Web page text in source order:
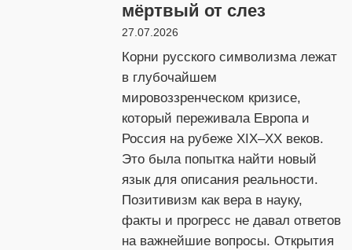
мёртвый от слез
27.07.2026
Корни русского символизма лежат
в глубочайшем
мировоззренческом кризисе,
который переживала Европа и
Россия на рубеже XIX–XX веков.
Это была попытка найти новый
язык для описания реальности.
Позитивизм как вера в науку,
факты и прогресс не давал ответов
на важнейшие вопросы. Открытия